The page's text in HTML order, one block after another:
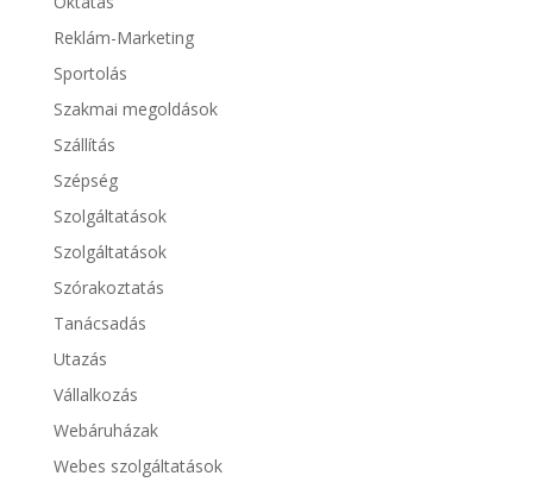
Reklám-Marketing
Sportolás
Szakmai megoldások
Szállítás
Szépség
Szolgáltatások
Szolgáltatások
Szórakoztatás
Tanácsadás
Utazás
Vállalkozás
Webáruházak
Webes szolgáltatások